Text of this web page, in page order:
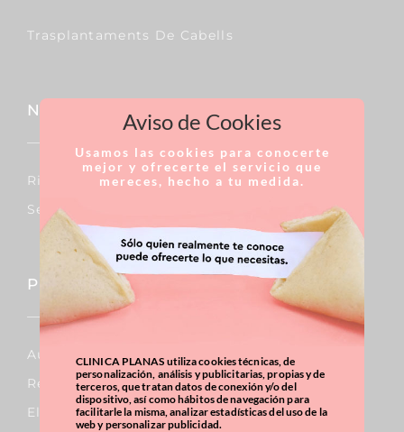
Trasplantaments De Cabells
Nas
Rinoplàstia
Septoplàstia
Pit
Augment De Mames
Reducció De Mames
Elevació De Mames
Aviso de Cookies
Usamos las cookies para conocerte
mejor y ofrecerte el servicio que
mereces, hecho a tu medida.
CLINICA PLANAS utiliza cookies técnicas, de
personalización, análisis y publicitarias, propias y de
terceros, que tratan datos de conexión y/o del
dispositivo, así como hábitos de navegación para
facilitarle la misma, analizar estadísticas del uso de la
web y personalizar publicidad.